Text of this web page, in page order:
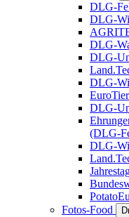
DLG-
DLG-
DLG-
DLG-
DLG-
DLG-
(DLG-
DLG-
Fotos-Food